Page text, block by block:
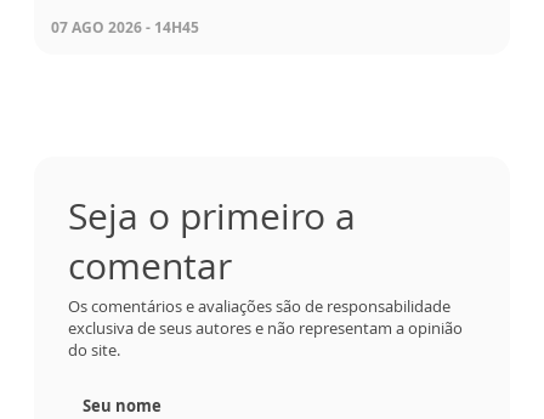
07 AGO 2026 - 14H45
Seja o primeiro a
comentar
Os comentários e avaliações são de responsabilidade
exclusiva de seus autores e não representam a opinião
do site.
Seu nome